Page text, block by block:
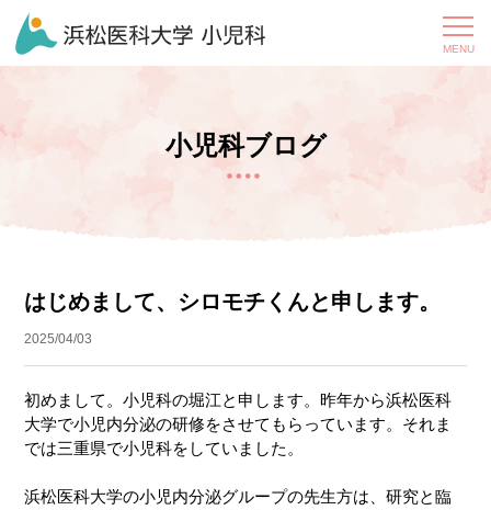
小児科ブログ
はじめまして、シロモチくんと申します。
2025/04/03
初めまして。小児科の堀江と申します。昨年から浜松医科
大学で小児内分泌の研修をさせてもらっています。それま
では三重県で小児科をしていました。
浜松医科大学の小児内分泌グループの先生方は、研究と臨